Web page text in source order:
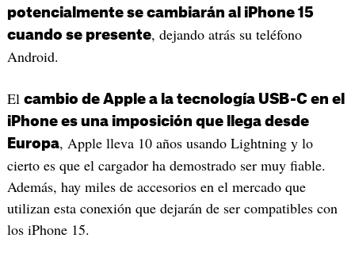
potencialmente se cambiarán al iPhone 15
cuando se presente, dejando atrás su teléfono
Android.
El cambio de Apple a la tecnología USB-C en el
iPhone es una imposición que llega desde
Europa, Apple lleva 10 años usando Lightning y lo
cierto es que el cargador ha demostrado ser muy fiable.
Además, hay miles de accesorios en el mercado que
utilizan esta conexión que dejarán de ser compatibles con
los iPhone 15.